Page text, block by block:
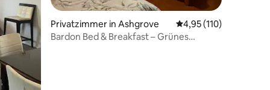
Privatzimmer in Ashgrove Durchschnittliche
4,95 (110)
Bardon Bed & Breakfast – Grünes